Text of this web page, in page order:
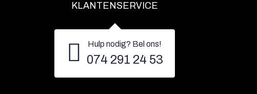
KLANTENSERVICE
Hulp nodig? Bel ons!
074 291 24 53